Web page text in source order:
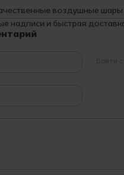
воздушные шары
надписи и быстрая